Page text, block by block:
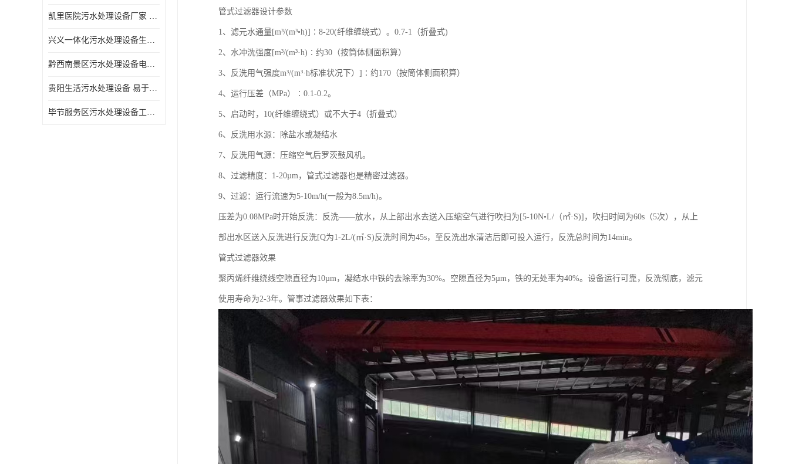
凯里医院污水处理设备厂家 自动化程度高 安装方便
兴义一体化污水处理设备生产厂家 表面负荷高 处理达标
黔西南景区污水处理设备电话 沉降速度快 操作简单
贵阳生活污水处理设备 易于安装调试 降低能耗
毕节服务区污水处理设备工艺 全自动运行 维护方便
管式过滤器设计参数
1、滤元水通量[m³/(m³•h)]∶8-20(纤维缠绕式）。0.7-1（折叠式)
2、水冲洗强度[m³/(m³·h)∶约30（按筒体侧面积算）
3、反洗用气强度m³/(m³·h标准状况下）]∶约170（按筒体侧面积算）
4、运行压差（MPa）∶0.1-0.2。
5、启动时，10(纤维缠绕式）或不大于4（折叠式）
6、反洗用水源：除盐水或凝结水
7、反洗用气源：压缩空气后罗茨鼓风机。
8、过滤精度：1-20µm，管式过滤器也是精密过滤器。
9、过滤：运行流速为5-10m/h(一般为8.5m/h)。
压差为0.08MPa时开始反洗：反洗——放水，从上部出水去送入压缩空气进行吹扫为[5-10N•L/（㎡·S)]，吹扫时间为60s（5次），从上
部出水区送入反洗进行反洗[Q为1-2L/(㎡·S)反洗时间为45s，至反洗出水清洁后即可投入运行，反洗总时间为14min。
管式过滤器效果
聚丙烯纤维绕线空隙直径为10µm，凝结水中铁的去除率为30%。空隙直径为5µm，铁的无处率为40%。设备运行可靠，反洗彻底，滤元
使用寿命为2-3年。管事过滤器效果如下表：